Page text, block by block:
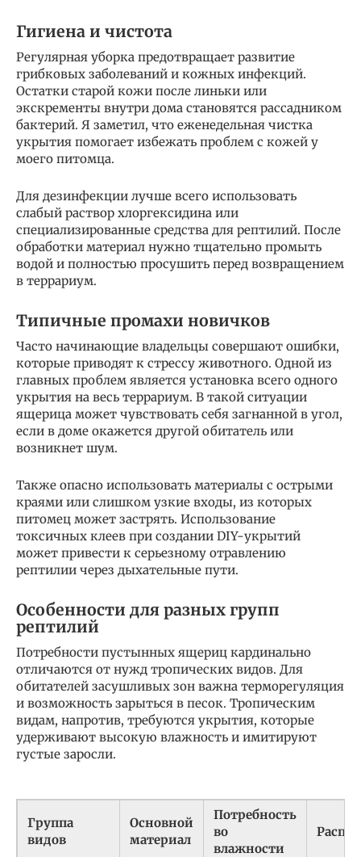
Гигиена и чистота
Регулярная уборка предотвращает развитие
грибковых заболеваний и кожных инфекций.
Остатки старой кожи после линьки или
экскременты внутри дома становятся рассадником
бактерий. Я заметил, что еженедельная чистка
укрытия помогает избежать проблем с кожей у
моего питомца.
Для дезинфекции лучше всего использовать
слабый раствор хлоргексидина или
специализированные средства для рептилий. После
обработки материал нужно тщательно промыть
водой и полностью просушить перед возвращением
в террариум.
Типичные промахи новичков
Часто начинающие владельцы совершают ошибки,
которые приводят к стрессу животного. Одной из
главных проблем является установка всего одного
укрытия на весь террариум. В такой ситуации
ящерица может чувствовать себя загнанной в угол,
если в доме окажется другой обитатель или
возникнет шум.
Также опасно использовать материалы с острыми
краями или слишком узкие входы, из которых
питомец может застрять. Использование
токсичных клеев при создании DIY-укрытий
может привести к серьезному отравлению
рептилии через дыхательные пути.
Особенности для разных групп
рептилий
Потребности пустынных ящериц кардинально
отличаются от нужд тропических видов. Для
обитателей засушливых зон важна терморегуляция
и возможность зарыться в песок. Тропическим
видам, напротив, требуются укрытия, которые
удерживают высокую влажность и имитируют
густые заросли.
Группа
видов
Основной
материал
Потребность
во
влажности